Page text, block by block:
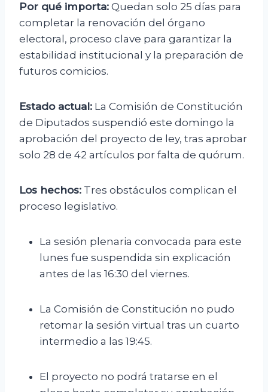
Por qué importa: Quedan solo 25 días para
completar la renovación del órgano
electoral, proceso clave para garantizar la
estabilidad institucional y la preparación de
futuros comicios.
Estado actual: La Comisión de Constitución
de Diputados suspendió este domingo la
aprobación del proyecto de ley, tras aprobar
solo 28 de 42 artículos por falta de quórum.
Los hechos: Tres obstáculos complican el
proceso legislativo.
La sesión plenaria convocada para este
lunes fue suspendida sin explicación
antes de las 16:30 del viernes.
La Comisión de Constitución no pudo
retomar la sesión virtual tras un cuarto
intermedio a las 19:45.
El proyecto no podrá tratarse en el